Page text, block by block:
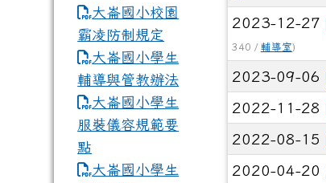
2023-12-27
340 / 輔導室)
2023-09-06
2022-11-28
2022-08-15
2020-04-20
大崙國小校園
霸凌防制規定
大崙國小學生
輔導與管教辦法
大崙國小學生
服裝儀容規範要
點
link to https://www.dles.tyc.edu.tw/
大崙國小學生